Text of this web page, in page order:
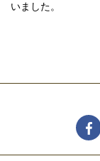
いました。